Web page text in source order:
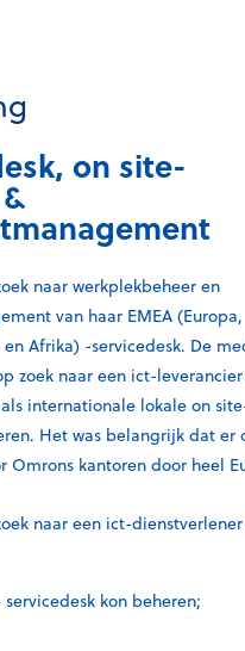
o
k
on site-
naar werkplekbeheer en
van haar EMEA (Europa,
Afrika) -servicedesk. De
zoek naar een ict-
internationale lokale on
Het was belangrijk dat er
Omrons kantoren door heel
naar een ict-
servicedesk kon beheren;